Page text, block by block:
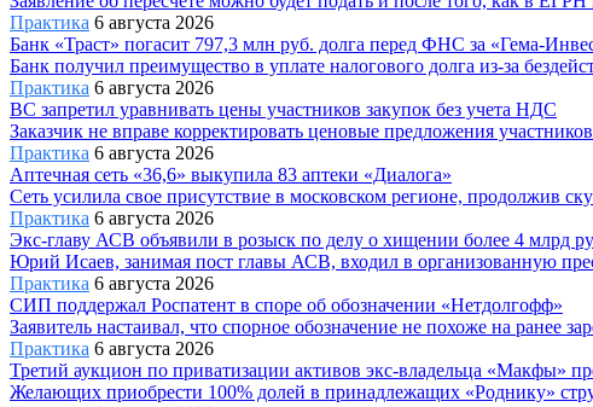
Практика 6 августа 2026
Банк «Траст» погасит 797,3 млн руб. долга перед ФНС за «Гема-
Банк получил преимущество в уплате налогового долга из-за
Практика 6 августа 2026
ВС запретил уравнивать цены участников закупок без учета НДС
Заказчик не вправе корректировать ценовые предложения
Практика 6 августа 2026
Аптечная сеть «36,6» выкупила 83 аптеки «Диалога»
Сеть усилила свое присутствие в московском регионе, продолжив
Практика 6 августа 2026
Экс-главу АСВ объявили в розыск по делу о хищении более 4 млрд
Юрий Исаев, занимая пост главы АСВ, входил в организованную
Практика 6 августа 2026
СИП поддержал Роспатент в споре об обозначении «Нетдолгофф»
Заявитель настаивал, что спорное обозначение не похоже на ранее
Практика 6 августа 2026
Третий аукцион по приватизации активов экс-владельца «Макфы»
Желающих приобрести 100% долей в принадлежащих «Роднику»